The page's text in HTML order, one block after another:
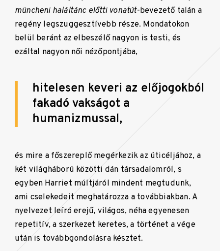
müncheni haláltánc előtti vonatút-bevezető talán a
regény legszuggesztívebb része. Mondatokon
belül beránt az elbeszélő nagyon is testi, és
ezáltal nagyon női nézőpontjába,
hitelesen keveri az előjogokból
fakadó vakságot a
humanizmussal,
és mire a főszereplő megérkezik az úticéljához, a
két világháború közötti dán társadalomról, s
egyben Harriet múltjáról mindent megtudunk,
ami cselekedeit meghatározza a továbbiakban. A
nyelvezet leíró erejű, világos, néha egyenesen
repetitív, a szerkezet keretes, a történet a vége
után is továbbgondolásra késztet.